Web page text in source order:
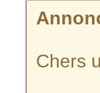
Chers